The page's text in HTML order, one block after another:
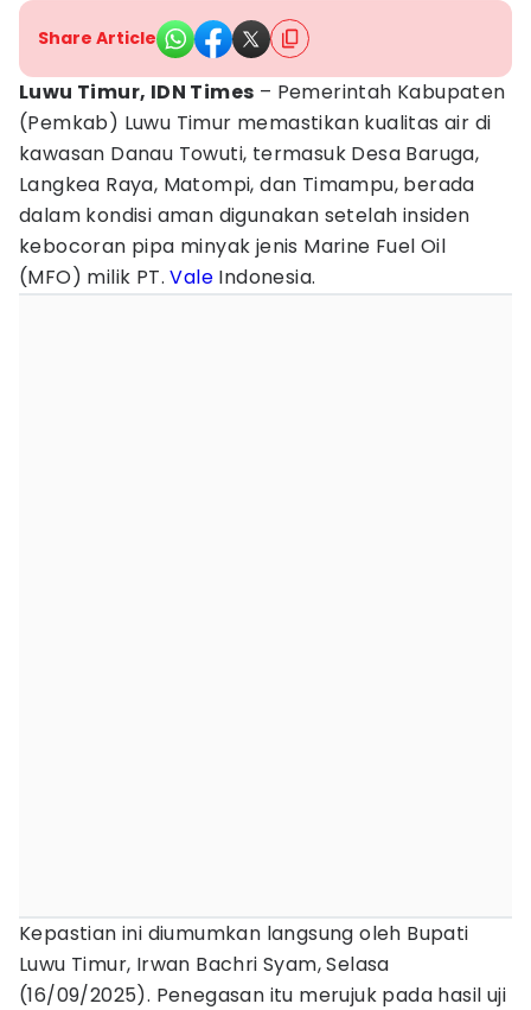
Share Article
Luwu Timur, IDN Times – Pemerintah Kabupaten
(Pemkab) Luwu Timur memastikan kualitas air di
kawasan Danau Towuti, termasuk Desa Baruga,
Langkea Raya, Matompi, dan Timampu, berada
dalam kondisi aman digunakan setelah insiden
kebocoran pipa minyak jenis Marine Fuel Oil
(MFO) milik PT.Vale Indonesia.
Kepastian ini diumumkan langsung oleh Bupati
Luwu Timur, Irwan Bachri Syam, Selasa
(16/09/2025). Penegasan itu merujuk pada hasil uji